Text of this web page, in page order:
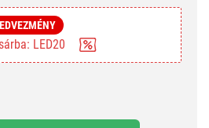
LED20